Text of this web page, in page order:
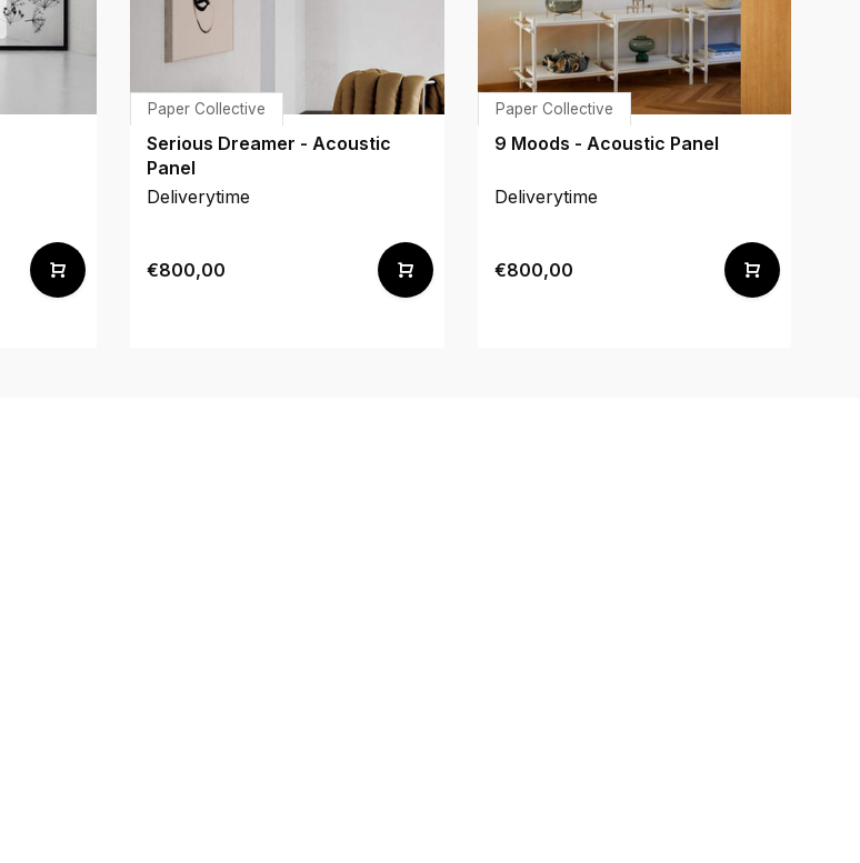
Paper Collective
Serious Dreamer - Acoustic
Panel
Deliverytime
€800,00
Paper Collective
9 Moods - Acoustic Panel
Deliverytime
€800,00